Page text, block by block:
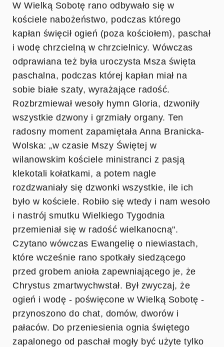
W Wielką Sobotę rano odbywało się w
kościele nabożeństwo, podczas którego
kapłan święcił ogień (poza kościołem), paschał
i wodę chrzcielną w chrzcielnicy. Wówczas
odprawiana też była uroczysta Msza święta
paschalna, podczas której kapłan miał na
sobie białe szaty, wyrażające radość.
Rozbrzmiewał wesoły hymn Gloria, dzwoniły
wszystkie dzwony i grzmiały organy. Ten
radosny moment zapamiętała Anna Branicka-
Wolska: „w czasie Mszy Świętej w
wilanowskim kościele ministranci z pasją
klekotali kołatkami, a potem nagle
rozdzwaniały się dzwonki wszystkie, ile ich
było w kościele. Robiło się wtedy i nam wesoło
i nastrój smutku Wielkiego Tygodnia
przemieniał się w radość wielkanocną".
Czytano wówczas Ewangelię o niewiastach,
które wcześnie rano spotkały siedzącego
przed grobem anioła zapewniającego je, że
Chrystus zmartwychwstał. Był zwyczaj, że
ogień i wodę - poświęcone w Wielką Sobotę -
przynoszono do chat, domów, dworów i
pałaców. Do przeniesienia ognia świętego
zapalonego od paschał mogły być użyte tylko